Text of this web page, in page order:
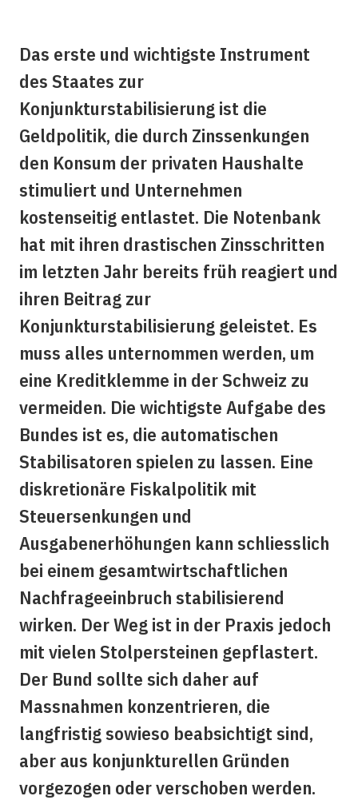
Das erste und wichtigste Instrument
des Staates zur
Konjunkturstabilisierung ist die
Geldpolitik, die durch Zinssenkungen
den Konsum der privaten Haushalte
stimuliert und Unternehmen
kostenseitig entlastet. Die Notenbank
hat mit ihren drastischen Zinsschritten
im letzten Jahr bereits früh reagiert und
ihren Beitrag zur
Konjunkturstabilisierung geleistet. Es
muss alles unternommen werden, um
eine Kreditklemme in der Schweiz zu
vermeiden. Die wichtigste Aufgabe des
Bundes ist es, die automatischen
Stabilisatoren spielen zu lassen. Eine
diskretionäre Fiskalpolitik mit
Steuersenkungen und
Ausgabenerhöhungen kann schliesslich
bei einem gesamtwirtschaftlichen
Nachfrageeinbruch stabilisierend
wirken. Der Weg ist in der Praxis jedoch
mit vielen Stolpersteinen gepflastert.
Der Bund sollte sich daher auf
Massnahmen konzentrieren, die
langfristig sowieso beabsichtigt sind,
aber aus konjunkturellen Gründen
vorgezogen oder verschoben werden.